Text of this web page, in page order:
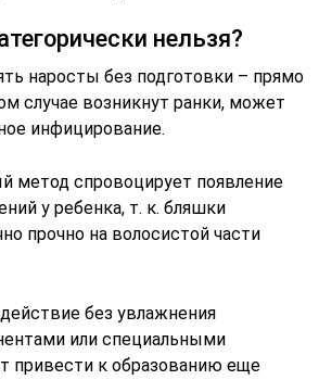
нельзя?
наросты без подготовки – прямо
случае возникнут ранки, может
инфицирование.
метод спровоцирует появление
у ребенка, т. к. бляшки
прочно на волосистой части
без увлажнения
или специальными
привести к образованию еще